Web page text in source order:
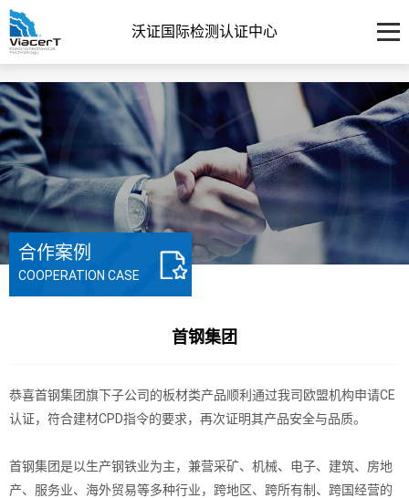
沃证国际检测认证中心
合作案例
COOPERATION CASE
首钢集团
恭喜首钢集团旗下子公司的板材类产品顺利通过我司欧盟机构申请CE
认证，符合建材CPD指令的要求，再次证明其产品安全与品质。
首钢集团是以生产钢铁业为主，兼营采矿、机械、电子、建筑、房地
产、服务业、海外贸易等多种行业，跨地区、跨所有制、跨国经营的